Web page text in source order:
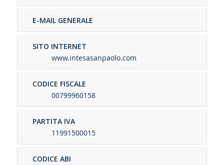
E-MAIL GENERALE
SITO INTERNET
www.intesasanpaolo.com
CODICE FISCALE
00799960158
PARTITA IVA
11991500015
CODICE ABI